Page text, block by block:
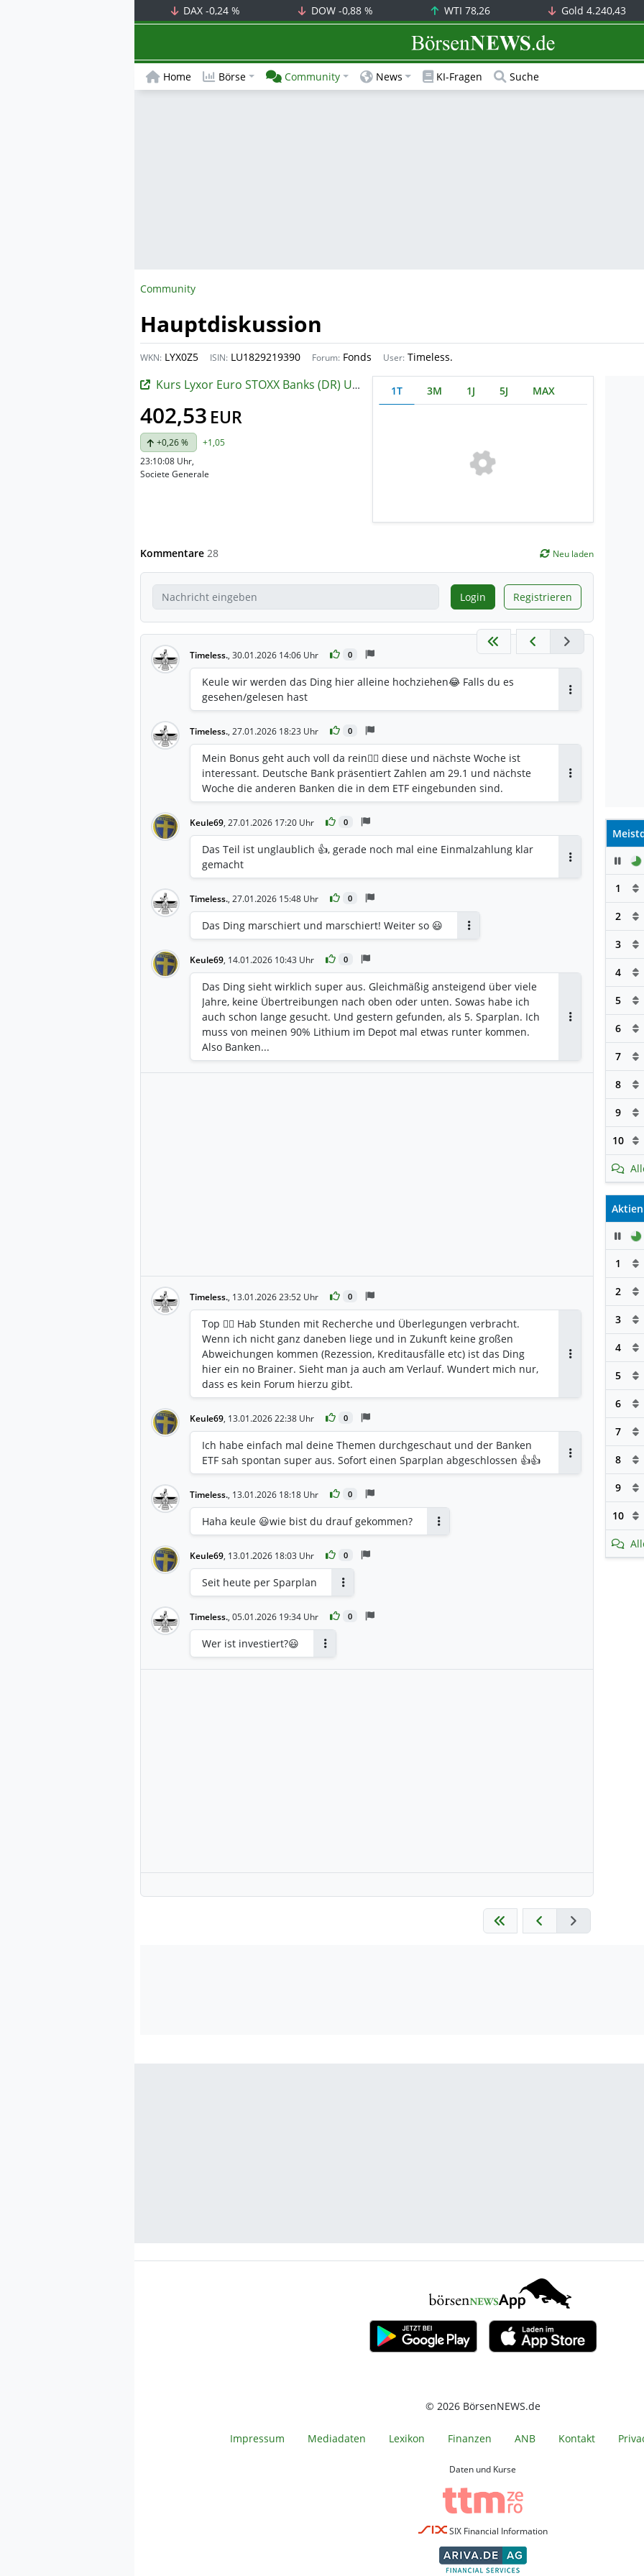
DAX-0,24 % DOW -0,88 % WTI 78,26 Gold 4.240,43
BörsenNEWS.de
Home Börse Community News KI-Fragen Suche
Community
Hauptdiskussion
WKN: LYX0Z5 ISIN: LU1829219390 Forum: Fonds User: Timeless.
Kurs Lyxor Euro STOXX Banks (DR) UCITS ETF- Acc
402,53 EUR
+0,26 %
+1,05
23:10:08 Uhr,
Societe Generale
1T 3M 1J 5J MAX
Kommentare 28 Neu laden
Login Registrieren
Timeless., 30.01.2026 14:06 Uhr 0
Keule wir werden das Ding hier alleine hochziehen😂 Falls du es
gesehen/gelesen hast
Timeless., 27.01.2026 18:23 Uhr 0
Mein Bonus geht auch voll da rein👍🏻 diese und nächste Woche ist
interessant. Deutsche Bank präsentiert Zahlen am 29.1 und nächste
Woche die anderen Banken die in dem ETF eingebunden sind.
Keule69, 27.01.2026 17:20 Uhr 0
Das Teil ist unglaublich 👍, gerade noch mal eine Einmalzahlung klar
gemacht
Timeless., 27.01.2026 15:48 Uhr 0
Das Ding marschiert und marschiert! Weiter so 😃
Keule69, 14.01.2026 10:43 Uhr 0
Das Ding sieht wirklich super aus. Gleichmäßig ansteigend über viele
Jahre, keine Übertreibungen nach oben oder unten. Sowas habe ich
auch schon lange gesucht. Und gestern gefunden, als 5. Sparplan. Ich
muss von meinen 90% Lithium im Depot mal etwas runter kommen.
Also Banken...
Timeless., 13.01.2026 23:52 Uhr 0
Top 👍🏻 Hab Stunden mit Recherche und Überlegungen verbracht.
Wenn ich nicht ganz daneben liege und in Zukunft keine großen
Abweichungen kommen (Rezession, Kreditausfälle etc) ist das Ding
hier ein no Brainer. Sieht man ja auch am Verlauf. Wundert mich nur,
dass es kein Forum hierzu gibt.
Antworten
Keule69, 13.01.2026 22:38 Uhr 0
Ich habe einfach mal deine Themen durchgeschaut und der Banken
ETF sah spontan super aus. Sofort einen Sparplan abgeschlossen 👍👍
Timeless., 13.01.2026 18:18 Uhr 0
Haha keule 😃wie bist du drauf gekommen?
Keule69, 13.01.2026 18:03 Uhr 0
Seit heute per Sparplan
Timeless., 05.01.2026 19:34 Uhr 0
Wer ist investiert?😃
1
2
3
4
5
6
7
8
9
10
Aktien
1
2
3
4
5
6
7
8
9
10
© 2026 BörsenNEWS.de
Impressum Mediadaten Lexikon Finanzen ANB Kontakt
Daten und Kurse
SIX Financial Information